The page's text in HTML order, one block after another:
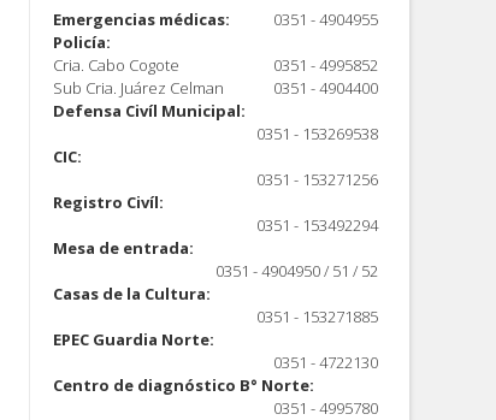
Emergencias médicas:
0351 - 4904955
Policía:
Cria. Cabo Cogote
0351 - 4995852
Sub Cria. Juárez Celman
0351 - 4904400
Defensa Civíl Municipal:
0351 - 153269538
CIC:
0351 - 153271256
Registro Civíl:
0351 - 153492294
Mesa de entrada:
0351 - 4904950 / 51 / 52
Casas de la Cultura:
0351 - 153271885
EPEC Guardia Norte:
0351 - 4722130
Centro de diagnóstico B° Norte:
0351 - 4995780